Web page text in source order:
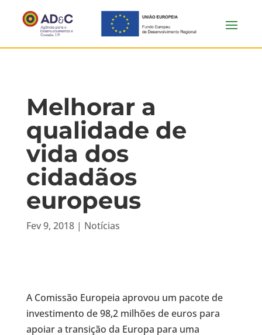
Melhorar a
qualidade de
vida dos
cidadãos
europeus
Fev 9, 2018| Notícias
A Comissão Europeia aprovou um pacote de
investimento de 98,2 milhões de euros para
apoiar a transição da Europa para uma